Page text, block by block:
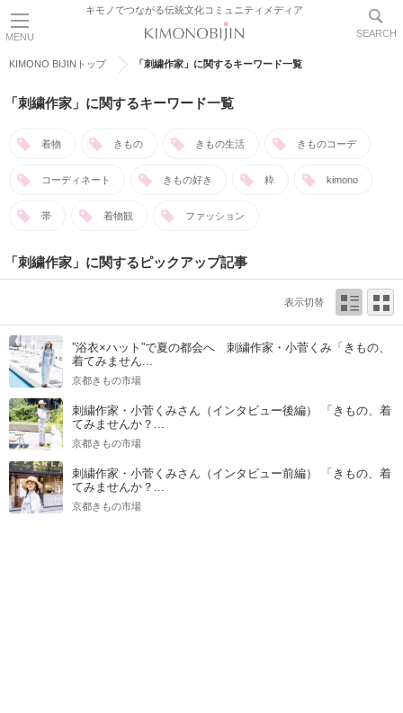
KIMONO BIJINトップ 「刺繍作家」に関するキーワード一覧
「刺繍作家」に関するキーワード一覧
着物 きもの きもの生活 きものコーデ
コーディネート きもの好き 粋 kimono
帯 着物観 ファッション
「刺繍作家」に関するピックアップ記事
表示切替
”浴衣×ハット”で夏の都会へ 刺繍作家・小菅くみ「きもの、
着てみません...
京都きもの市場
刺繍作家・小菅くみさん（インタビュー後編） 「きもの、着
てみませんか？...
京都きもの市場
刺繍作家・小菅くみさん（インタビュー前編） 「きもの、着
てみませんか？...
京都きもの市場
MENU
キモノでつながる伝統文化コミュニティメディア
SEARCH